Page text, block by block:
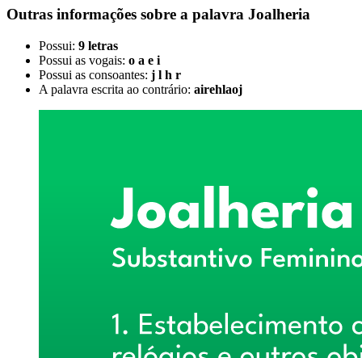
Outras informações sobre a palavra Joalheria
Possui: 9 letras
Possui as vogais: o a e i
Possui as consoantes: j l h r
A palavra escrita ao contrário: airehlaoj